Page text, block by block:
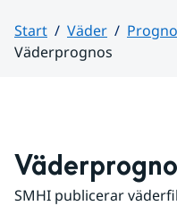
Start Väder
Väderprognos
SMHI publicerar